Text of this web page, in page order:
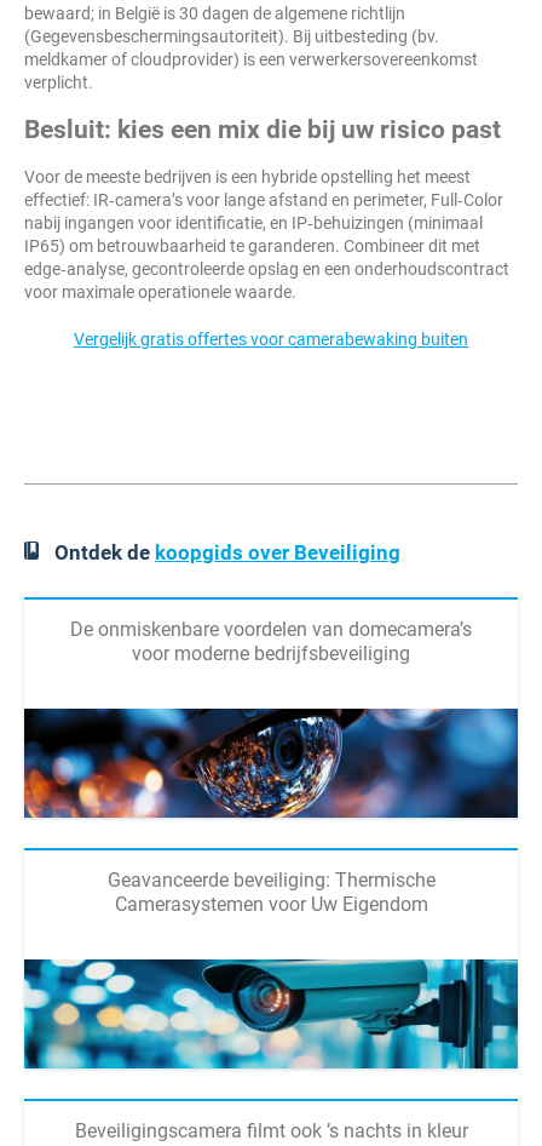
bewaard; in België is 30 dagen de algemene richtlijn
(Gegevensbeschermingsautoriteit). Bij uitbesteding (bv.
meldkamer of cloudprovider) is een verwerkersovereenkomst
verplicht.
Besluit: kies een mix die bij uw risico past
Voor de meeste bedrijven is een hybride opstelling het meest
effectief: IR‑camera’s voor lange afstand en perimeter, Full‑Color
nabij ingangen voor identificatie, en IP‑behuizingen (minimaal
IP65) om betrouwbaarheid te garanderen. Combineer dit met
edge‑analyse, gecontroleerde opslag en een onderhoudscontract
voor maximale operationele waarde.
Vergelijk gratis offertes voor camerabewaking buiten
Ontdek de koopgids over Beveiliging
De onmiskenbare voordelen van domecamera’s
voor moderne bedrijfsbeveiliging
Geavanceerde beveiliging: Thermische
Camerasystemen voor Uw Eigendom
Beveiligingscamera filmt ook ’s nachts in kleur